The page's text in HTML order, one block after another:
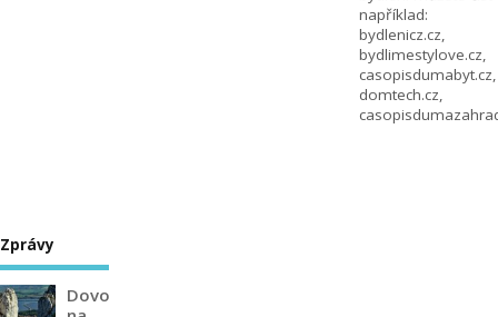
například:
bydlenicz.cz,
bydlimestylove.cz,
casopisdumabyt.cz,
domtech.cz,
Zprávy
Dovolená